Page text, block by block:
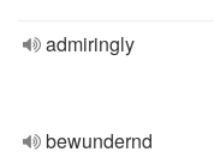
admiringly
bewundernd